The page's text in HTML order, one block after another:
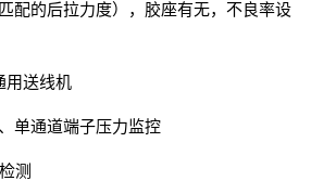
配的后拉力度），胶座有无，不良率设
用送线机
单通道端子压力监控
测